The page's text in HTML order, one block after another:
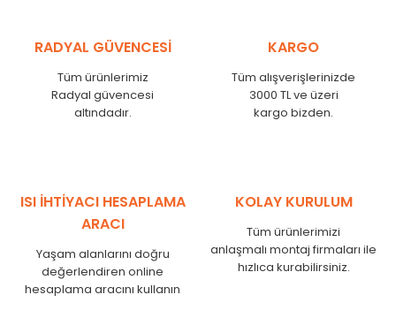
RADYAL GÜVENCESİ
Tüm ürünlerimiz
Radyal güvencesi
altındadır.
KARGO
Tüm alışverişlerinizde
3000 TL ve üzeri
kargo bizden.
ISI İHTİYACI HESAPLAMA
ARACI
Yaşam alanlarını doğru
değerlendiren online
hesaplama aracını kullanın
KOLAY KURULUM
Tüm ürünlerimizi
anlaşmalı montaj firmaları ile
hızlıca kurabilirsiniz.